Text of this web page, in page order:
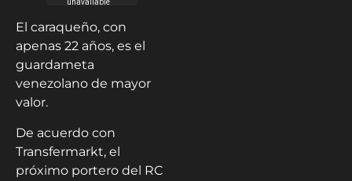
El caraqueño, con
apenas 22 años, es el
guardameta
venezolano de mayor
valor.
De acuerdo con
Transfermarkt, el
próximo portero del RC